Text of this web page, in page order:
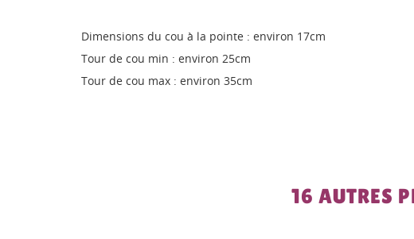
Dimensions du cou à la pointe : environ 17cm
Tour de cou min : environ 25cm
Tour de cou max : environ 35cm
16 AUTRES